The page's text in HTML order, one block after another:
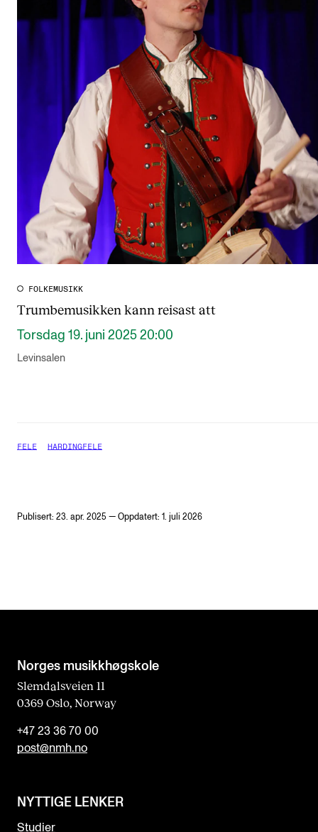
FOLKEMUSIKK
Trumbemusikken kann reisast att
Torsdag 19. juni 2025 20:00
Levinsalen
FELE HARDINGFELE
Publisert: 23. apr. 2025 — Oppdatert: 1. juli 2026
Norges musikk­høgskole
Slemdalsveien 11
0369 Oslo, Norway
+47 23 36 70 00
post@nmh.no
NYTTIGE LENKER
Studier